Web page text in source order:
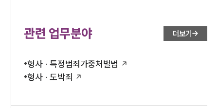
관련 업무분야 더보기
형사 · 특정범죄가중처벌법
형사 · 도박죄